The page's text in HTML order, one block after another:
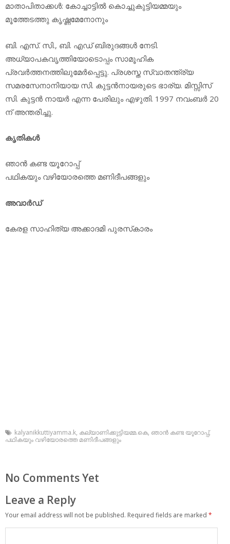
മാതാപിതാക്കള്‍: കോച്ചാട്ടില്‍ കൊച്ചുകുട്ടിയമ്മയും
മൂത്തേടത്തു കൃഷ്ണമേനോനും
ബി. എസ്. സി., ബി. എഡ് ബിരുദങ്ങള്‍ നേടി.
അധ്യാപകവൃത്തിയോടൊപ്പം സാമൂഹിക
പ്രവര്‍ത്തനത്തിലുമേര്‍പ്പെട്ടു. പ്രശസ്ത സ്വാതന്ത്ര്യ
സമരസേനാനിയായ സി. കുട്ടന്‍നായരുടെ ഭാര്യ. മിസ്സിസ്
സി. കുട്ടന്‍ നായര്‍ എന്ന പേരിലും എഴുതി. 1997 നവംബര്‍ 20
ന് അന്തരിച്ചു.
കൃതികള്‍
ഞാന്‍ കണ്ട യൂറോപ്പ്
പഥികയും വഴിയോരത്തെ മണിദീപങ്ങളും
അവാര്‍ഡ്
കേരള സാഹിത്യ അക്കാദമി പുരസ്‌കാരം
kalyanikkuttiyamma.k, കല്യാണിക്കുട്ടിയമ്മ.കെ, ഞാന്‍ കണ്ട യൂറോപ്പ്,
പഥികയും വഴിയോരത്തെ മണിദീപങ്ങളും
No Comments Yet
Leave a Reply
Your email address will not be published. Required fields are marked *